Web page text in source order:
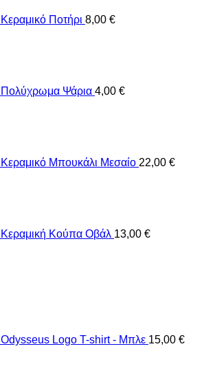
Κεραμικό Ποτήρι 8,00 €
Πολύχρωμα Ψάρια 4,00 €
Κεραμικό Μπουκάλι Μεσαίο 22,00 €
Κεραμική Κούπα Οβάλ 13,00 €
Odysseus Logo T-shirt - Μπλε 15,00 €